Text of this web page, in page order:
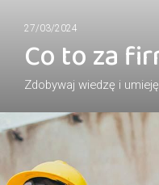
27/03/2024
Co to za
Zdobywaj wiedzę i